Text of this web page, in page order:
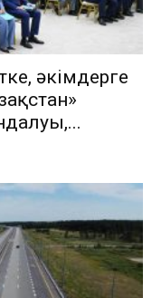
әкімдерге